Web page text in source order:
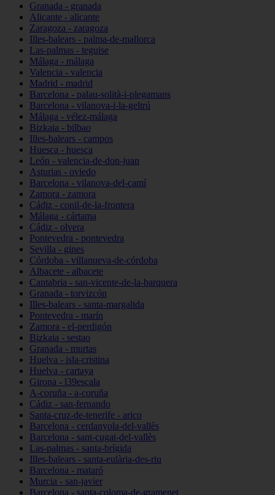
Granada - granada
Alicante - alicante
Zaragoza - zaragoza
Illes-balears - palma-de-mallorca
Las-palmas - teguise
Málaga - málaga
Valencia - valencia
Madrid - madrid
Barcelona - palau-solità-i-plegamans
Barcelona - vilanova-i-la-geltrú
Málaga - vélez-málaga
Bizkaia - bilbao
Illes-balears - campos
Huesca - huesca
León - valencia-de-don-juan
Asturias - oviedo
Barcelona - vilanova-del-camí
Zamora - zamora
Cádiz - conil-de-la-frontera
Málaga - cártama
Cádiz - olvera
Pontevedra - pontevedra
Sevilla - gines
Córdoba - villanueva-de-córdoba
Albacete - albacete
Cantabria - san-vicente-de-la-barquera
Granada - torvizcón
Illes-balears - santa-margalida
Pontevedra - marín
Zamora - el-perdigón
Bizkaia - sestao
Granada - murtas
Huelva - isla-cristina
Huelva - cartaya
Girona - l39escala
A-coruña - a-coruña
Cádiz - san-fernando
Santa-cruz-de-tenerife - arico
Barcelona - cerdanyola-del-vallès
Barcelona - sant-cugat-del-vallès
Las-palmas - santa-brígida
Illes-balears - santa-eulària-des-riu
Barcelona - mataró
Murcia - san-javier
Barcelona - santa-coloma-de-gramenet